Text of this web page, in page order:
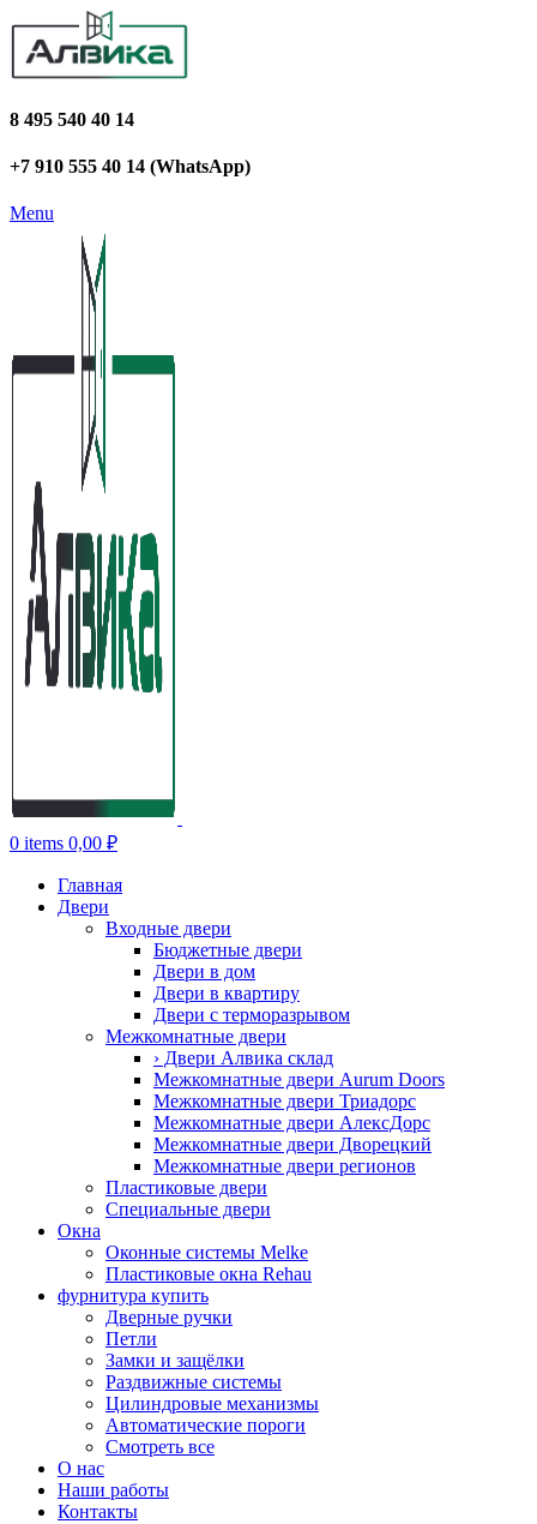
8 495 540 40 14
+7 910 555 40 14 (WhatsApp)
Menu
0 items 0,00 ₽
Главная
Двери
Входные двери
Бюджетные двери
Двери в дом
Двери в квартиру
Двери с терморазрывом
Межкомнатные двери
› Двери Алвика склад
Межкомнатные двери Aurum Doors
Межкомнатные двери Триадорс
Межкомнатные двери АлексДорс
Межкомнатные двери Дворецкий
Межкомнатные двери регионов
Пластиковые двери
Специальные двери
Окна
Оконные системы Melke
Пластиковые окна Rehau
фурнитура купить
Дверные ручки
Петли
Замки и защёлки
Раздвижные системы
Цилиндровые механизмы
Автоматические пороги
Смотреть все
О нас
Наши работы
Контакты